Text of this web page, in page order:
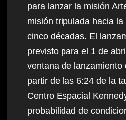
para lanzar la misión
misión tripulada hacia
cinco décadas. El
previsto para el 1 de
ventana de lanzamiento
partir de las 6:24 de la
Centro Espacial
probabilidad de